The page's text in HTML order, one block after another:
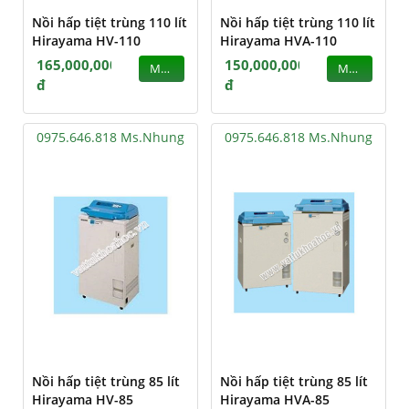
Nồi hấp tiệt trùng 110 lít
Hirayama HV-110
165,000,000
đ
MUA
Nồi hấp tiệt trùng 110 lít
Hirayama HVA-110
150,000,000
đ
MUA
0975.646.818 Ms.Nhung
Nồi hấp tiệt trùng 85 lít
Hirayama HV-85
0975.646.818 Ms.Nhung
Nồi hấp tiệt trùng 85 lít
Hirayama HVA-85